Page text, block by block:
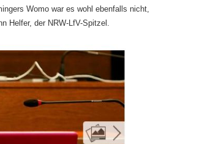
Womo war es wohl ebenfalls nicht,
Helfer, der NRW-LfV-Spitzel.